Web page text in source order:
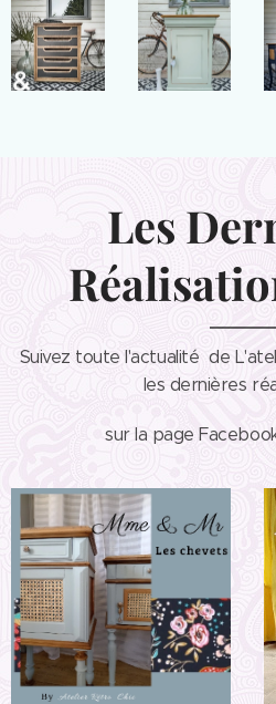
Les
Suivez toute l'actualité de
les dernières
sur la page